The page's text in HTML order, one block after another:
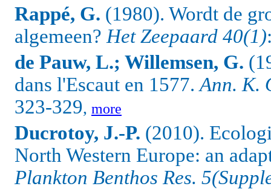
Rappé, G. (1980). Wordt de
algemeen?Het Zeepaard 40(1)
de Pauw, L.; Willemsen, G.
dans l'Escaut en 1577.Ann. K.
323-329, more
Ducrotoy, J.-P. (2010).
North Western Europe: an
Plankton Benthos Res.